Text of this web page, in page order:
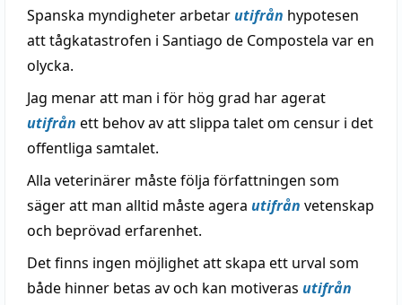
Spanska myndigheter arbetarutifrån hypotesen
att tågkatastrofen i Santiago de Compostela var en
olycka.
Jag menar att man i för hög grad har agerat
utifrån ett behov av att slippa talet om censur i det
offentliga samtalet.
Alla veterinärer måste följa författningen som
säger att man alltid måste agera utifrån vetenskap
och beprövad erfarenhet.
Det finns ingen möjlighet att skapa ett urval som
både hinner betas av och kan motiveras utifrån